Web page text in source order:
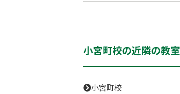
小宮町校の近隣の教室
小宮町校